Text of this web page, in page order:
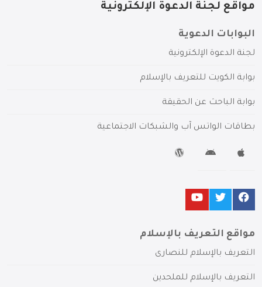
مواقع لجنة الدعوة الإلكترونية
البوابات الدعوية
لجنة الدعوة الإلكترونية
بوابة الكويت للتعريف بالإسلام
بوابة الباحث عن الحقيقة
بطاقات الواتس آب والشبكات الاجتماعية
مواقع التعريف بالإسلام
التعريف بالإسلام للنصارى
التعريف بالإسلام للملحدين